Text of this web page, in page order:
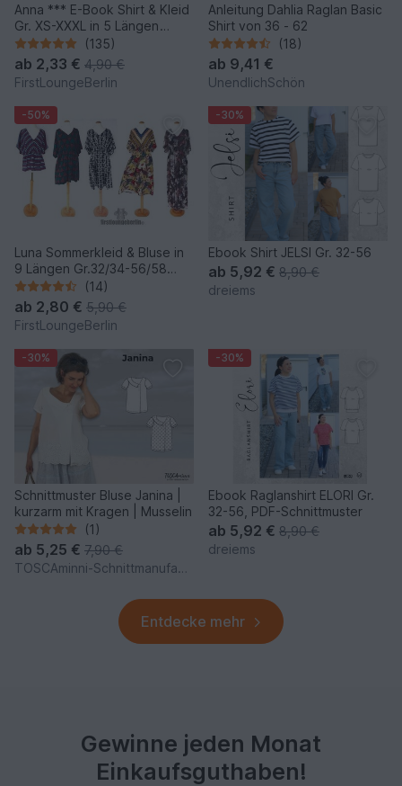
Anna *** E-Book Shirt & Kleid
Gr. XS-XXXL in 5 Längen
Nähanleitung mit
Schnittmuster Design von
firstloungeberlin
(135)
ab 2,33 € 4,90 €
FirstLoungeBerlin
Anleitung Dahlia Raglan Basic
Shirt von 36 - 62
(18)
ab 9,41 €
UnendlichSchön
-50%
Luna Sommerkleid & Bluse in
9 Längen Gr.32/34-56/58
Schnitt & Anleitung
Damenkleid Damenbluse Shirt
(14)
ab 2,80 € 5,90 €
FirstLoungeBerlin
-30%
Ebook Shirt JELSI Gr. 32-56
ab 5,92 € 8,90 €
dreiems
-30%
Schnittmuster Bluse Janina |
kurzarm mit Kragen | Musselin
(1)
ab 5,25 € 7,90 €
TOSCAminni-Schnittmanufaktur
-30%
Ebook Raglanshirt ELORI Gr.
32-56, PDF-Schnittmuster
ab 5,92 € 8,90 €
dreiems
Entdecke mehr
Gewinne jeden Monat
Einkaufsguthaben!